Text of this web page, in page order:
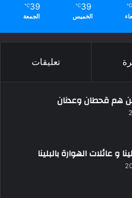
℃
39
℃
الخميس
39
℃
الجمعة
تعليقات
هم قحطان وعدنان
و عائلات الهوارة بالبلينا